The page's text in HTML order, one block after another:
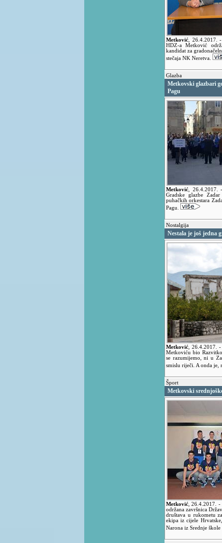
Metković 26.4.2017. -
HDZ-a Metković
kandidat za
stečaja NK Neretva.
Glazba
Metkovski glazbari
Pagu
Metković 26.4.2017.
Gradske glazbe
puhačkih orkestara
Pagu.
Nostalgija
Nestala je još jedna
Metković 26.4.2017. -
Metkoviću bio
se razumijemo, ni u
smislu riječi. A onda
Šport
Metkovski
Metković ,26.4.2017. -
održana završnica
društava u rukometu
ekipa iz cijele
Narona iz Srednje